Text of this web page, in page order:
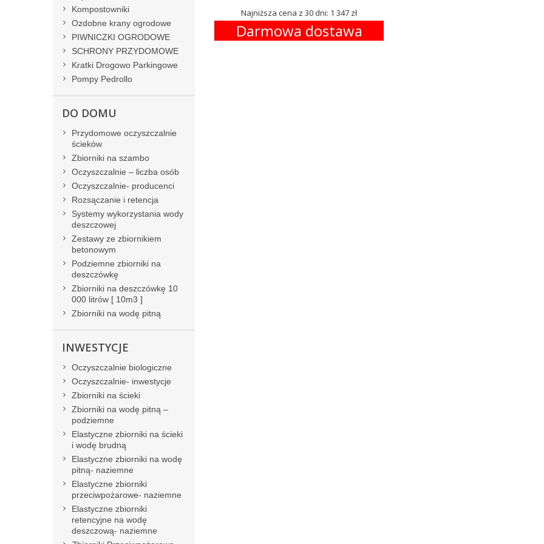
Kompostowniki
Ozdobne krany ogrodowe
PIWNICZKI OGRODOWE
SCHRONY PRZYDOMOWE
Kratki Drogowo Parkingowe
Pompy Pedrollo
DO DOMU
Przydomowe oczyszczalnie
ścieków
Zbiorniki na szambo
Oczyszczalnie – liczba osób
Oczyszczalnie- producenci
Rozsączanie i retencja
Systemy wykorzystania wody
deszczowej
Zestawy ze zbiornikiem
betonowym
Podziemne zbiorniki na
deszczówkę
Zbiorniki na deszczówkę 10
000 litrów [ 10m3 ]
Zbiorniki na wodę pitną
INWESTYCJE
Oczyszczalnie biologiczne
Oczyszczalnie- inwestycje
Zbiorniki na ścieki
Zbiorniki na wodę pitną –
podziemne
Elastyczne zbiorniki na ścieki
i wodę brudną
Elastyczne zbiorniki na wodę
pitną- naziemne
Elastyczne zbiorniki
przeciwpożarowe- naziemne
Elastyczne zbiorniki
retencyjne na wodę
deszczową- naziemne
Najniższa cena z 30 dni: 1 347 zł
Darmowa dostawa